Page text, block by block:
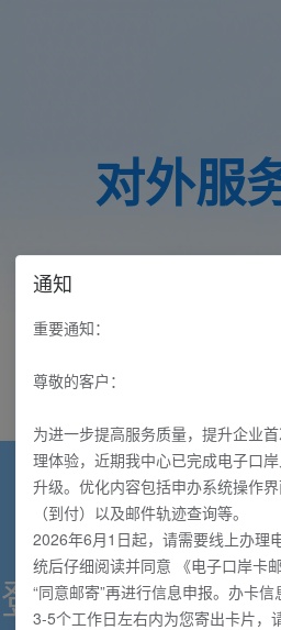
对外服
陆
通知
重要通知：
尊敬的客户：
为进一步提高服务质量，提升企业
理体验，近期我中心已完成电子口
升级。优化内容包括申办系统操作
（到付）以及邮件轨迹查询等。
2026年6月1日起，请需要线上办理
统后仔细阅读并同意 《电子口岸卡
“同意邮寄”再进行信息申报。办卡
3-5个工作日左右内为您寄出卡片，